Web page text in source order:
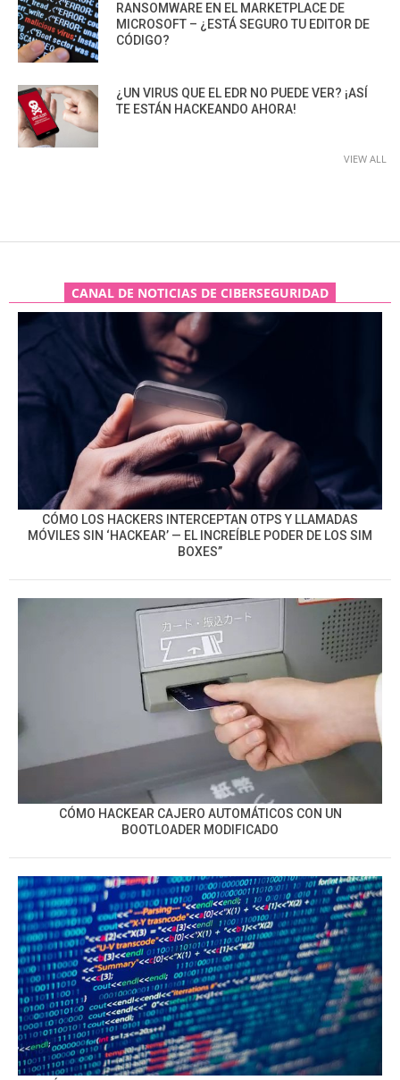
RANSOMWARE EN EL MARKETPLACE DE
MICROSOFT – ¿ESTÁ SEGURO TU EDITOR DE
CÓDIGO?
¿UN VIRUS QUE EL EDR NO PUEDE VER? ¡ASÍ
TE ESTÁN HACKEANDO AHORA!
VIEW ALL
CANAL DE NOTICIAS DE CIBERSEGURIDAD
CÓMO LOS HACKERS INTERCEPTAN OTPS Y LLAMADAS
MÓVILES SIN ‘HACKEAR’ — EL INCREÍBLE PODER DE LOS SIM
BOXES”
CÓMO HACKEAR CAJERO AUTOMÁTICOS CON UN
BOOTLOADER MODIFICADO